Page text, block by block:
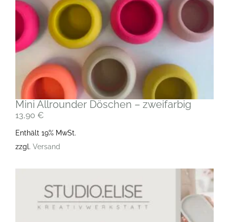
Mini Allrounder Döschen – zweifarbig
13,90 €
Enthält 19% MwSt.
zzgl. Versand